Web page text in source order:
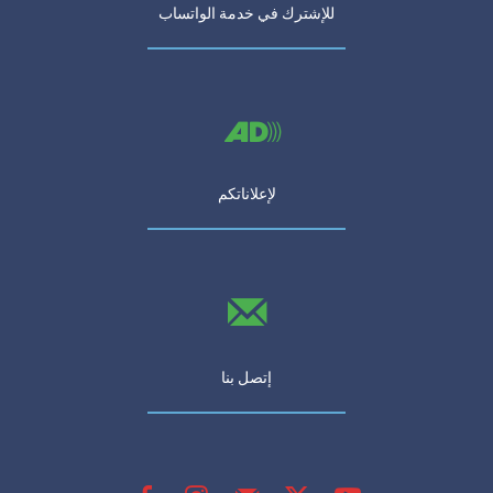
للإشترك في خدمة الواتساب
لإعلاناتكم
إتصل بنا